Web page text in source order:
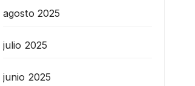
agosto 2025
julio 2025
junio 2025